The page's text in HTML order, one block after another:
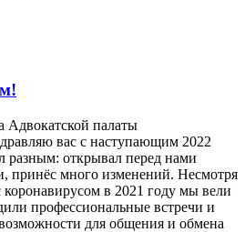
Адвокатской палаты
вас с наступающим 2022
разным: открывал перед нами
принёс много изменений. Несмотря
коронавирусом в 2021 году мы вели
профессиональные встречи и
для общения и обмена